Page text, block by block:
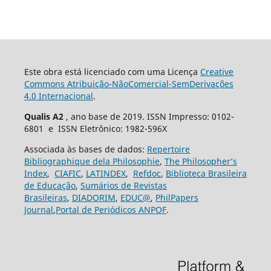
Este obra está licenciado com uma Licença Creative
Commons Atribuição-NãoComercial-SemDerivações
4.0 Internacional.
Qualis A2 , ano base de 2019. ISSN Impresso: 0102-
6801 e ISSN Eletrônico: 1982-596X
Associada às bases de dados: Repertoire
Bibliographique dela Philosophie, The Philosopher’s
Index, CIAFIC, LATINDEX, Refdoc, Biblioteca Brasileira
de Educação, Sumários de Revistas
Brasileiras, DIADORIM, EDUC@, PhilPapers
Journal,Portal de Periódicos ANPOF.